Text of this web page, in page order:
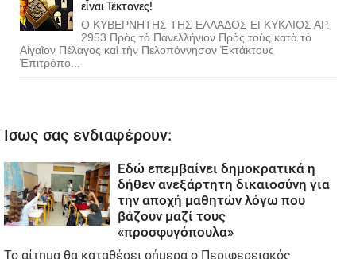
εἶναι Τέκτονες!
Ο ΚΥΒΕΡΝΗΤΗΣ ΤΗΣ ΕΛΛΑΔΟΣ ΕΓΚΥΚΛΙΟΣ ΑΡ.
2953 Πρὸς τὸ Πανελλήνιον Πρὸς τοὺς κατὰ τὸ
Αἰγαῖον Πέλαγος καὶ τὴν Πελοπόννησον Ἐκτάκτους
Ἐπιτρόπο...